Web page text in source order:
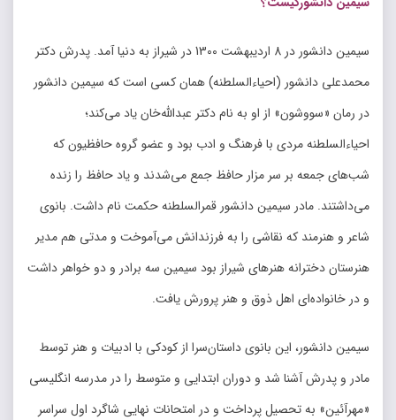
سیمین دانشور در 8 اردیبهشت 1300 در شیراز به دنیا آمد. پدرش دکتر
محمدعلی دانشور (احیاءالسلطنه) همان کسی است که سیمین دانشور
در رمان «سووشون» از او به نام دکتر عبدالله‌خان یاد می‌کند؛
احیاءالسلطنه مردی با فرهنگ و ادب بود و عضو گروه حافظیون که
شب‌های جمعه بر سر مزار حافظ جمع می‌شدند و یاد حافظ را زنده
می‌داشتند. مادر سیمین دانشور قمرالسلطنه حکمت نام داشت. بانوی
شاعر و هنرمند که نقاشی را به فرزندانش می‌آموخت و مدتی هم مدیر
هنرستان دخترانه هنرهای شیراز بود سیمین سه برادر و دو خواهر داشت
و در خانواده‌ای اهل ذوق و هنر پرورش یافت.
سیمین دانشور، این بانوی داستان‌سرا از کودکی با ادبیات و هنر توسط
مادر و پدرش آشنا شد و دوران ابتدایی و متوسط را در مدرسه انگلیسی
«مهرآئین» به تحصیل پرداخت و در امتحانات نهایی شاگرد اول سراسر